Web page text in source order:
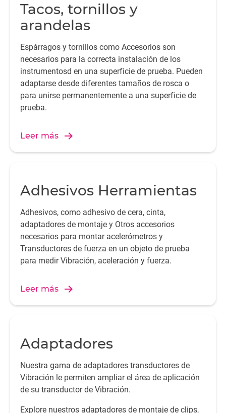
Tacos, tornillos y
arandelas
Espárragos y tornillos como Accesorios son
necesarios para la correcta instalación de los
instrumentosd en una superficie de prueba. Pueden
adaptarse desde diferentes tamaños de rosca o
para unirse permanentemente a una superficie de
prueba.
Leer más
Adhesivos Herramientas
Adhesivos, como adhesivo de cera, cinta,
adaptadores de montaje y Otros accesorios
necesarios para montar acelerómetros y
Transductores de fuerza en un objeto de prueba
para medir Vibración, aceleración y fuerza.
Leer más
Adaptadores
Nuestra gama de adaptadores transductores de
Vibración le permiten ampliar el área de aplicación
de su transductor de Vibración.
Explore nuestros adaptadores de montaje de clips,